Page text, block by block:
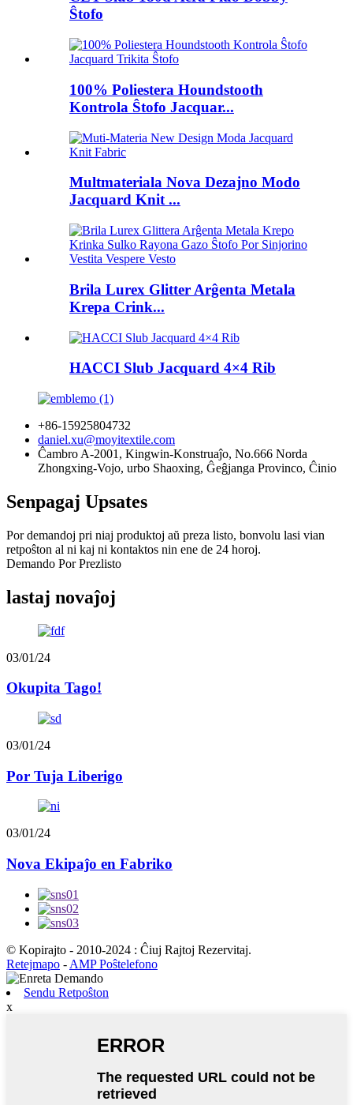
Ŝtofo
100% Poliestera Houndstooth
Kontrola Ŝtofo Jacquar...
Multmateriala Nova Dezajno Modo
Jacquard Knit ...
Brila Lurex Glitter Arĝenta Metala
Krepa Crink...
HACCI Slub Jacquard 4×4 Rib
+86-15925804732
daniel.xu@moyitextile.com
Ĉambro A-2001, Kingwin-Konstruaĵo, No.666 Norda
Zhongxing-Vojo, urbo Shaoxing, Ĝeĝjanga Provinco, Ĉinio
Senpagaj Upsates
Por demandoj pri niaj produktoj aŭ preza listo, bonvolu lasi vian
retpoŝton al ni kaj ni kontaktos nin ene de 24 horoj.
Demando Por Prezlisto
lastaj novaĵoj
03/01/24
Okupita Tago!
03/01/24
Por Tuja Liberigo
03/01/24
Nova Ekipaĵo en Fabriko
© Kopirajto - 2010-2024 : Ĉiuj Rajtoj Rezervitaj.
Retejmapo - AMP Poŝtelefono
Sendu Retpoŝton
x